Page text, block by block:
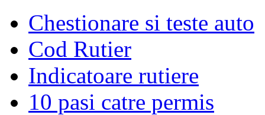
Chestionare si teste auto
Cod Rutier
Indicatoare rutiere
10 pasi catre permis